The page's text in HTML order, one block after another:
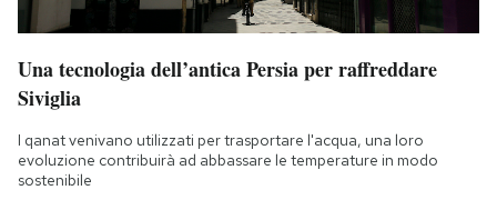
Una tecnologia dell’antica Persia per raffreddare
Siviglia
I qanat venivano utilizzati per trasportare l'acqua, una loro
evoluzione contribuirà ad abbassare le temperature in modo
sostenibile